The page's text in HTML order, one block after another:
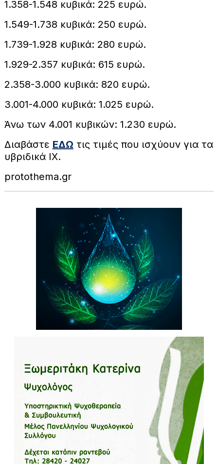
1.358-1.548 κυβικά: 225 ευρώ.
1.549-1.738 κυβικά: 250 ευρώ.
1.739-1.928 κυβικά: 280 ευρώ.
1.929-2.357 κυβικά: 615 ευρώ.
2.358-3.000 κυβικά: 820 ευρώ.
3.001-4.000 κυβικά: 1.025 ευρώ.
Άνω των 4.001 κυβικών: 1.230 ευρώ.
Διαβάστε ΕΔΩ τις τιμές που ισχύουν για τα
υβριδικά ΙΧ.
protothema.gr